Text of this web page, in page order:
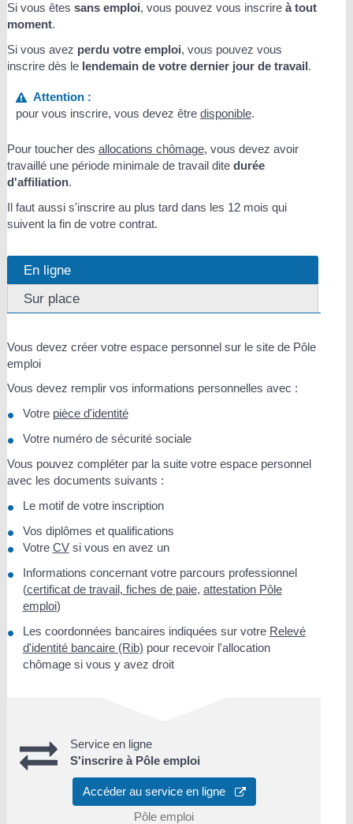
Si vous êtes sans emploi, vous pouvez vous inscrire à tout
moment.
Si vous avez perdu votre emploi, vous pouvez vous
inscrire dès le lendemain de votre dernier jour de travail.
Attention :
pour vous inscrire, vous devez être disponible.
Pour toucher des allocations chômage, vous devez avoir
travaillé une période minimale de travail dite durée
d'affiliation.
Il faut aussi s'inscrire au plus tard dans les 12 mois qui
suivent la fin de votre contrat.
En ligne
Sur place
Vous devez créer votre espace personnel sur le site de Pôle
emploi
Vous devez remplir vos informations personnelles avec :
Votre pièce d'identité
Votre numéro de sécurité sociale
Vous pouvez compléter par la suite votre espace personnel
avec les documents suivants :
Le motif de votre inscription
Vos diplômes et qualifications
Votre CVsi vous en avez un
Informations concernant votre parcours professionnel
(certificat de travail, fiches de paie, attestation Pôle
emploi)
Les coordonnées bancaires indiquées sur votre Relevé
d'identité bancaire (Rib) pour recevoir l'allocation
chômage si vous y avez droit
Service en ligne
S'inscrire à Pôle emploi
Accéder au service en ligne
Pôle emploi